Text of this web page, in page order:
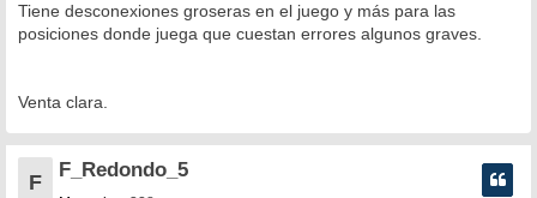
j
e
Tiene desconexiones groseras en el juego y más para las
posiciones donde juega que cuestan errores algunos graves.
Venta clara.
F
F_Redondo_5